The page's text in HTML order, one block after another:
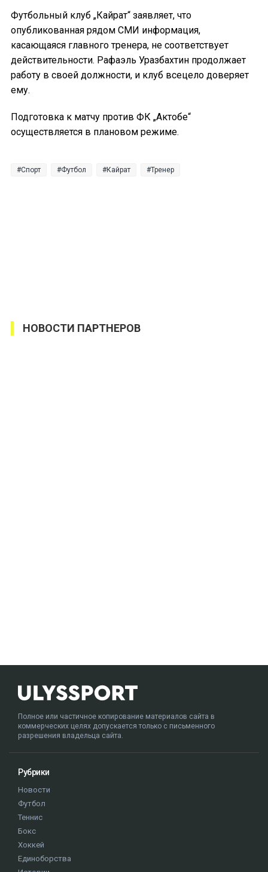
Футбольный клуб „Кайрат“ заявляет, что
опубликованная рядом СМИ информация,
касающаяся главного тренера, не соответствует
действительности. Рафаэль Уразбахтин продолжает
работу в своей должности, и клуб всецело доверяет
ему.
Подготовка к матчу против ФК „Актобе“
осуществляется в плановом режиме.
Спорт Футбол Кайрат Тренер
НОВОСТИ ПАРТНЕРОВ
Полное или частичное копирование материалов сайта в
коммерческих целях допускается только с письменного
разрешения владельца сайта.
Рубрики
Новости
Футбол
Теннис
Бокс
Хоккей
Единоборства